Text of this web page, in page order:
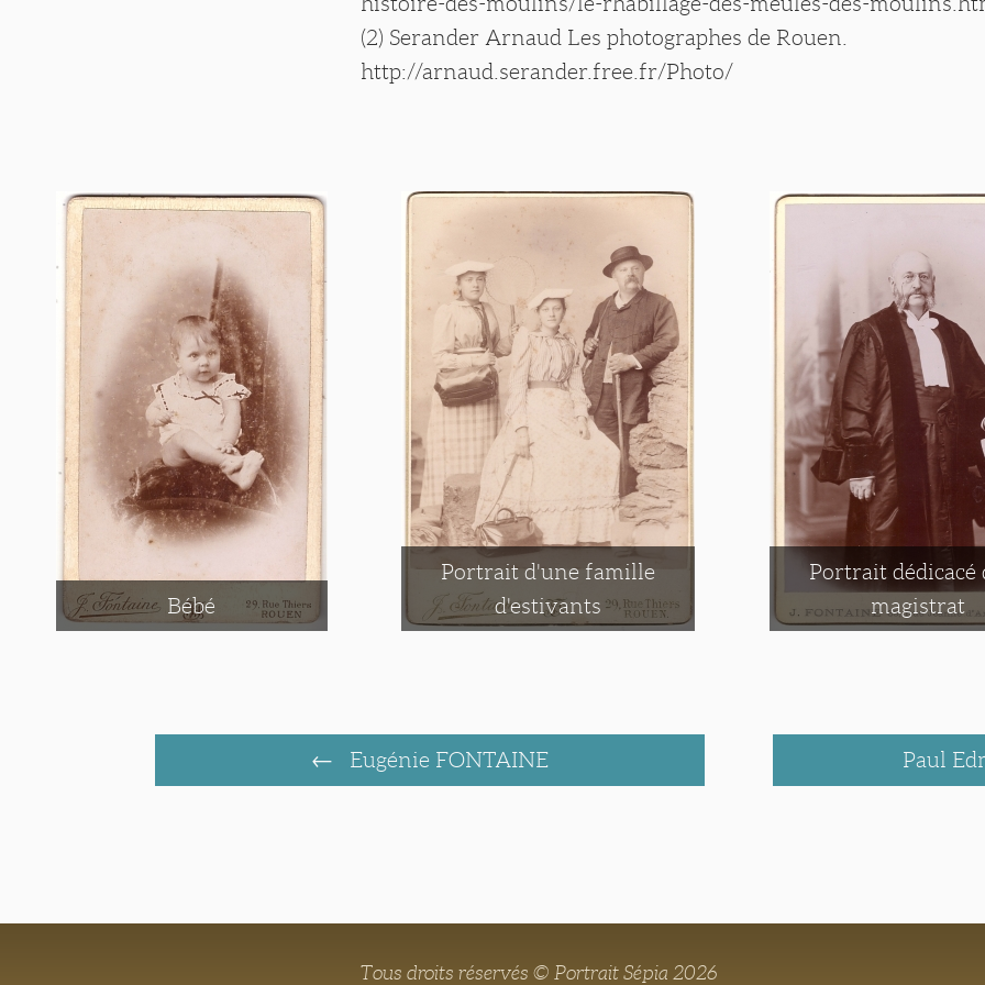
(2) Serander Arnaud Les photographes de Rouen.
http://arnaud.serander.free.fr/Photo/
Bébé
Portrait d'une famille
d'estivants
Portrait dédicacé
magistrat
Eugénie FONTAINE Paul
Tous droits réservés © Portrait Sépia 2026